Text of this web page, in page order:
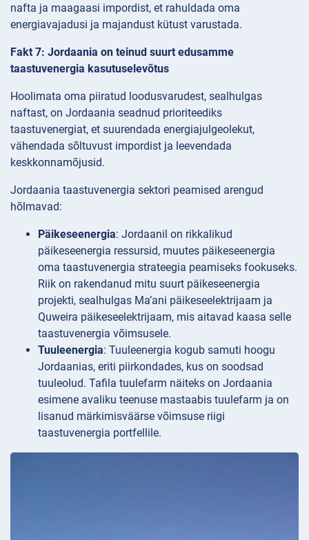
nafta ja maagaasi impordist, et rahuldada oma
energiavajadusi ja majandust kütust varustada.
Fakt 7: Jordaania on teinud suurt edusamme
taastuvenergia kasutuselevõtus
Hoolimata oma piiratud loodusvarudest, sealhulgas
naftast, on Jordaania seadnud prioriteediks
taastuvenergiat, et suurendada energiajulgeolekut,
vähendada sõltuvust impordist ja leevendada
keskkonnamõjusid.
Jordaania taastuvenergia sektori peamised arengud
hõlmavad:
Päikeseenergia: Jordaanil on rikkalikud
päikeseenergia ressursid, muutes päikeseenergia
oma taastuvenergia strateegia peamiseks fookuseks.
Riik on rakendanud mitu suurt päikeseenergia
projekti, sealhulgas Ma’ani päikeseelektrijaam ja
Quweira päikeseelektrijaam, mis aitavad kaasa selle
taastuvenergia võimsusele.
Tuuleenergia: Tuuleenergia kogub samuti hoogu
Jordaanias, eriti piirkondades, kus on soodsad
tuuleolud. Tafila tuulefarm näiteks on Jordaania
esimene avaliku teenuse mastaabis tuulefarm ja on
lisanud märkimisväärse võimsuse riigi
taastuvenergia portfellile.